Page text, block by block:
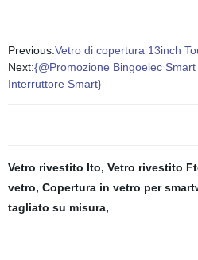
Previous:Vetro di copertura 13inch
Next:{@Promozione Bingoelec
Interruttore Smart}
Vetro rivestito Ito, Vetro rivestito
vetro, Copertura in vetro per
tagliato su misura,